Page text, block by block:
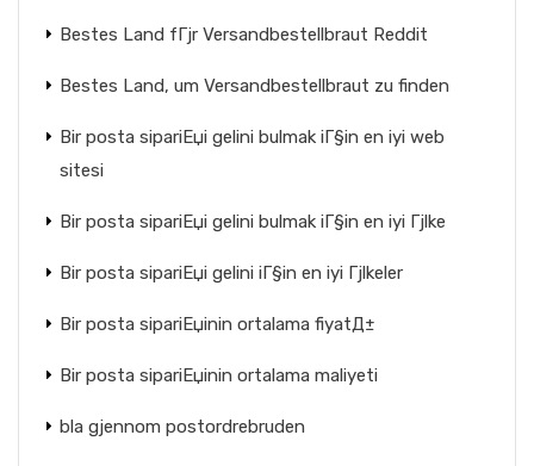
Bestes Land fГјr Versandbestellbraut Reddit
Bestes Land, um Versandbestellbraut zu finden
Bir posta sipariЕџi gelini bulmak iГ§in en iyi web
sitesi
Bir posta sipariЕџi gelini bulmak iГ§in en iyi Гјlke
Bir posta sipariЕџi gelini iГ§in en iyi Гјlkeler
Bir posta sipariЕџinin ortalama fiyatД±
Bir posta sipariЕџinin ortalama maliyeti
bla gjennom postordrebruden